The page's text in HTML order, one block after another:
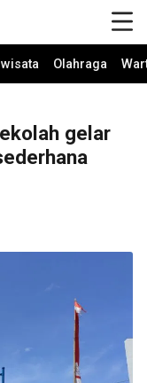
Olahraga
gelar